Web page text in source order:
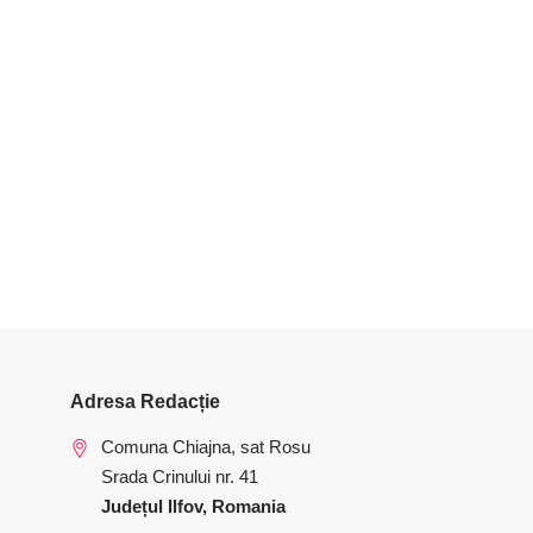
Adresa Redacție
Comuna Chiajna, sat Rosu
Srada Crinului nr. 41
Județul Ilfov, Romania